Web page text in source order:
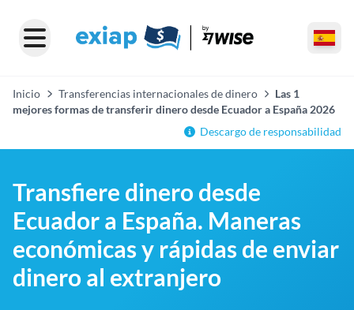
Inicio Transferencias internacionales de dinero
Las 1
mejores formas de transferir dinero desde Ecuador a España 2026
Descargo de responsabilidad
Transfiere dinero desde
Ecuador a España. Maneras
económicas y rápidas de enviar
dinero al extranjero